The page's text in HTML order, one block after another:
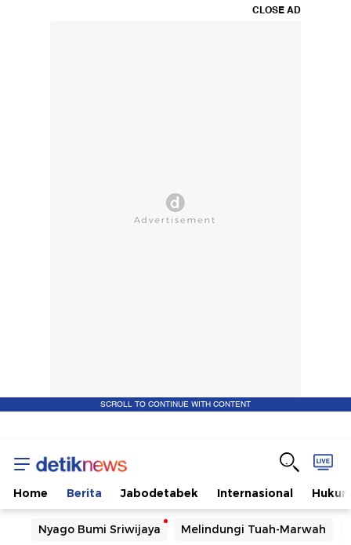
CLOSE AD
SCROLL TO CONTINUE WITH CONTENT
Home Berita Jabodetabek Internasional
Nyago Bumi Sriwijaya Melindungi Tuah-Marwah